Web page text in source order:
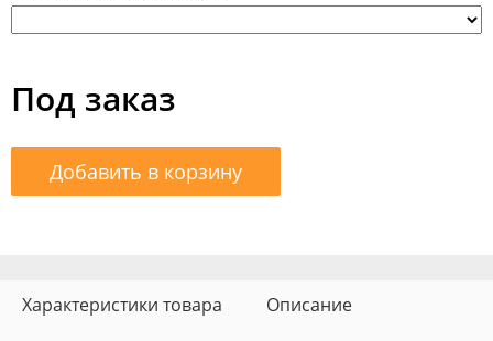
Под заказ
Добавить в корзину
Характеристики товара Описание